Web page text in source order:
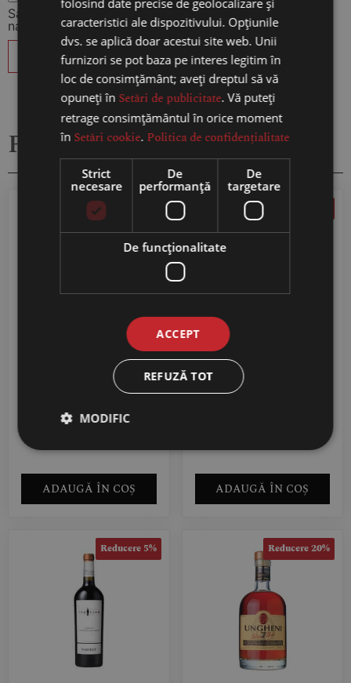
Salvează-mi numele, emailul și site-ul web în acest
navigator pentru data viitoare când o să comentez.
Produse similare
Reducere 5%
Chateau Vartely
Individo Feteasca
Neagra & Rara Neagra
Vin Rosu Sec 0.75L
41,00
ADAUGĂ ÎN COȘ
Chateau Vartely Brut
– Vin Spumant Clasic
Alb 0.75L
ADAUGĂ ÎN COȘ
Reducere 5% Reducere 20%
folosind date precise de geolocalizare și
caracteristici ale dispozitivului. Opțiunile
dvs. se aplică doar acestui site web. Unii
furnizori se pot baza pe interes legitim în
loc de consimțământ; aveți dreptul să vă
opuneți în Setări de publicitate. Vă puteți
retrage consimțământul în orice moment
în Setări cookie. Politica de confidențialitate
Strict
necesare
De
performanță
De
targetare
De funcţionalitate
ACCEPT
REFUZĂ TOT
MODIFIC